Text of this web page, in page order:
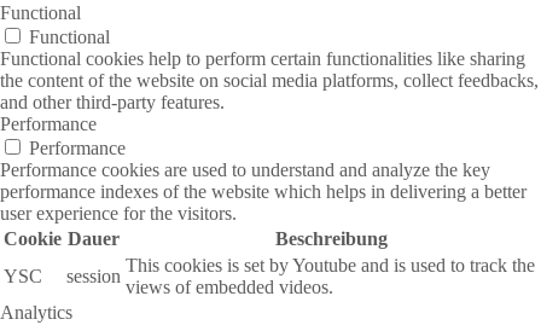
Functional
Functional
Functional cookies help to perform certain functionalities like sharing
the content of the website on social media platforms, collect feedbacks,
and other third-party features.
Performance
Performance
Performance cookies are used to understand and analyze the key
performance indexes of the website which helps in delivering a better
user experience for the visitors.
Cookie Dauer
Beschreibung
YSC
session
This cookies is set by Youtube and is used to track the
views of embedded videos.
Analytics